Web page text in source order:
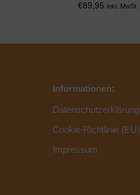
€89,95 inkl. MwSt.
Informationen:
Datenschutzerklärung
Cookie-Richtlinie (EU)
Impressum